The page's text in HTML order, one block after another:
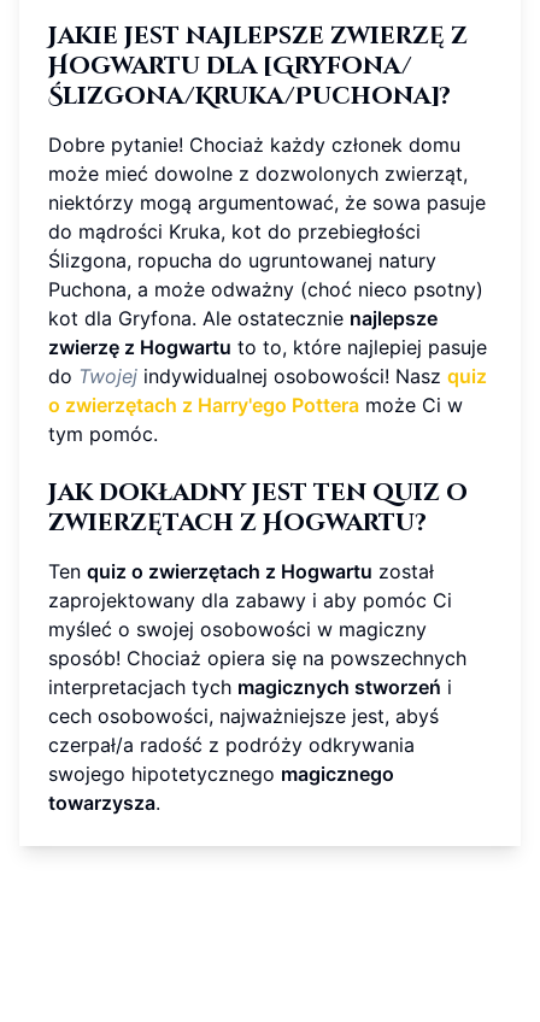
Jakie jest najlepsze zwierzę z
Hogwartu dla [Gryfona/
Ślizgona/Kruka/Puchona]?
Dobre pytanie! Chociaż każdy członek domu
może mieć dowolne z dozwolonych zwierząt,
niektórzy mogą argumentować, że sowa pasuje
do mądrości Kruka, kot do przebiegłości
Ślizgona, ropucha do ugruntowanej natury
Puchona, a może odważny (choć nieco psotny)
kot dla Gryfona. Ale ostatecznie najlepsze
zwierzę z Hogwartu to to, które najlepiej pasuje
do Twojej indywidualnej osobowości! Nasz quiz
o zwierzętach z Harry'ego Pottera może Ci w
tym pomóc.
Jak dokładny jest ten quiz o
zwierzętach z Hogwartu?
Ten quiz o zwierzętach z Hogwartu został
zaprojektowany dla zabawy i aby pomóc Ci
myśleć o swojej osobowości w magiczny
sposób! Chociaż opiera się na powszechnych
interpretacjach tych magicznych stworzeń i
cech osobowości, najważniejsze jest, abyś
czerpał/a radość z podróży odkrywania
swojego hipotetycznego magicznego
towarzysza.